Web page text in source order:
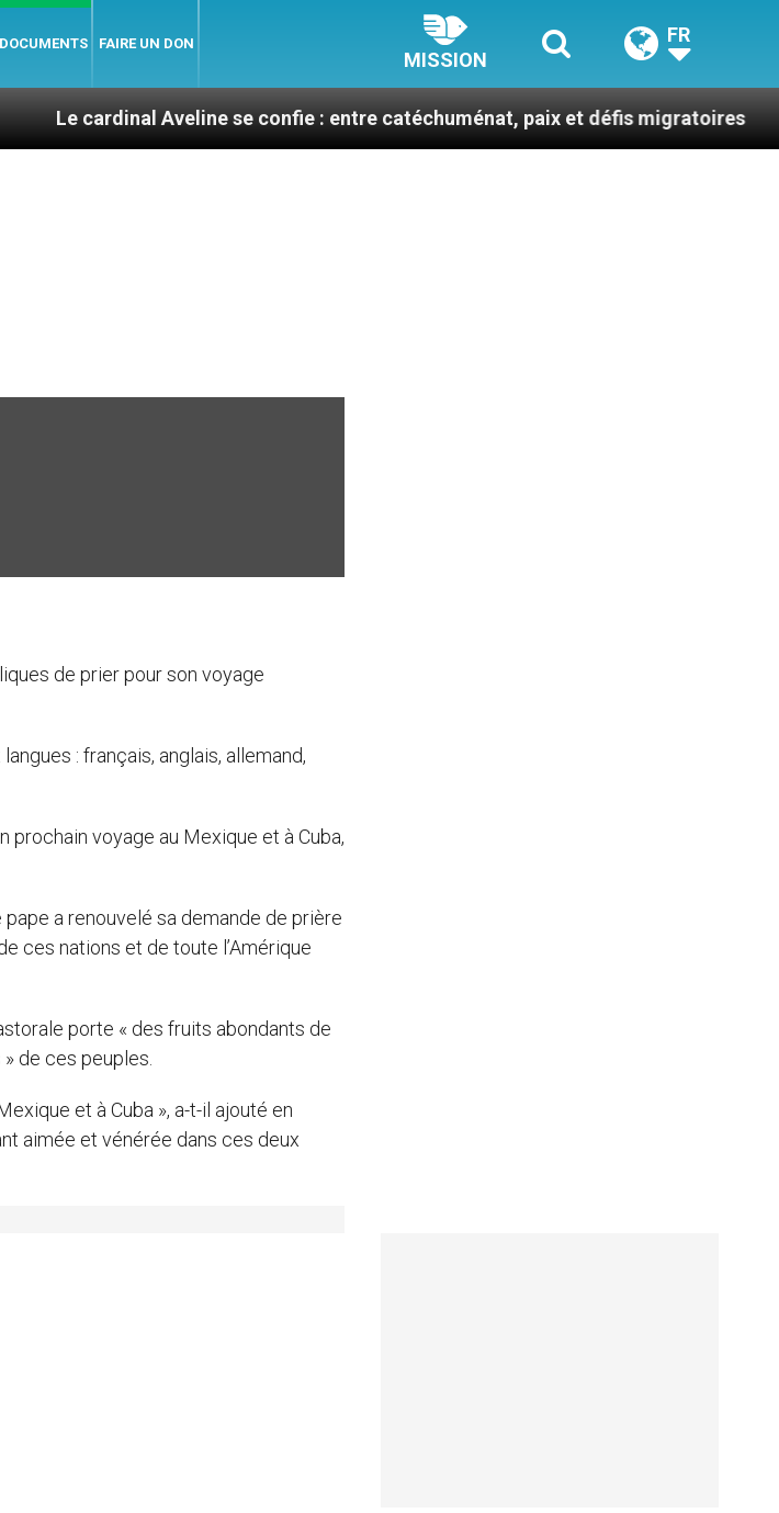
DOCUMENTS FAIRE UN DON
MISSION
FR
Aveline se confie : entre catéchuménat, paix et défis migratoires Léon
de prier pour son voyage
: français, anglais, allemand,
prochain voyage au Mexique et à Cuba,
a renouvelé sa demande de prière
ces nations et de toute l’Amérique
porte « des fruits abondants de
de ces peuples.
et à Cuba », a-t-il ajouté en
aimée et vénérée dans ces deux